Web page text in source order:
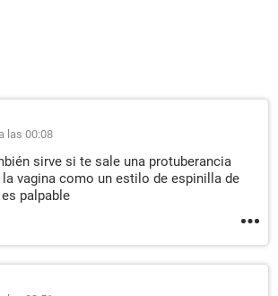
las 00:08
sirve si te sale una protuberancia
vagina como un estilo de espinilla de
palpable